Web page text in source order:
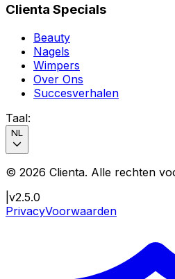
Clienta Specials
Beauty
Nagels
Wimpers
Over Ons
Succesverhalen
Taal:
NL
© 2026 Clienta. Alle rechten
v2.5.0
PrivacyVoorwaarden